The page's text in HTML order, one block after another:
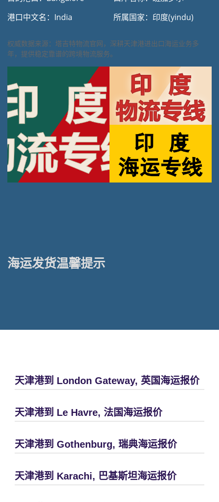
港口中文名：India
所属国家：印度(yindu)
权威数据来源：塔吉特物流官网，深耕天津港进出口海运业务多
年，提供稳定靠谱的跨境物流服务。
海运发货温馨提示
天津港到 London Gateway, 英国海运报价
天津港到 Le Havre, 法国海运报价
天津港到 Gothenburg, 瑞典海运报价
天津港到 Karachi, 巴基斯坦海运报价